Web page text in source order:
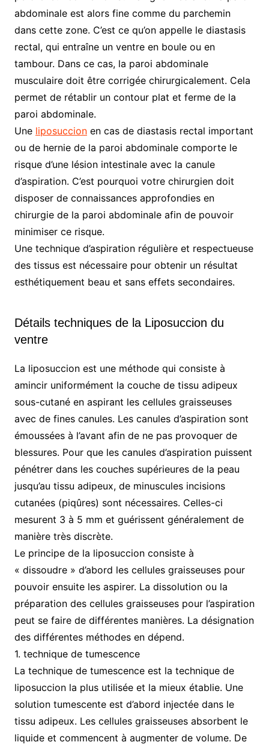
abdominale est alors fine comme du parchemin
dans cette zone. C’est ce qu’on appelle le diastasis
rectal, qui entraîne un ventre en boule ou en
tambour. Dans ce cas, la paroi abdominale
musculaire doit être corrigée chirurgicalement. Cela
permet de rétablir un contour plat et ferme de la
paroi abdominale.
Une liposuccionen cas de diastasis rectal important
ou de hernie de la paroi abdominale comporte le
risque d’une lésion intestinale avec la canule
d’aspiration. C’est pourquoi votre chirurgien doit
disposer de connaissances approfondies en
chirurgie de la paroi abdominale afin de pouvoir
minimiser ce risque.
Une technique d’aspiration régulière et respectueuse
des tissus est nécessaire pour obtenir un résultat
esthétiquement beau et sans effets secondaires.
Détails techniques de la Liposuccion du
ventre
La liposuccion est une méthode qui consiste à
amincir uniformément la couche de tissu adipeux
sous-cutané en aspirant les cellules graisseuses
avec de fines canules. Les canules d’aspiration sont
émoussées à l’avant afin de ne pas provoquer de
blessures. Pour que les canules d’aspiration puissent
pénétrer dans les couches supérieures de la peau
jusqu’au tissu adipeux, de minuscules incisions
cutanées (piqûres) sont nécessaires. Celles-ci
mesurent 3 à 5 mm et guérissent généralement de
manière très discrète.
Le principe de la liposuccion consiste à
« dissoudre » d’abord les cellules graisseuses pour
pouvoir ensuite les aspirer. La dissolution ou la
préparation des cellules graisseuses pour l’aspiration
peut se faire de différentes manières. La désignation
des différentes méthodes en dépend.
1. technique de tumescence
La technique de tumescence est la technique de
liposuccion la plus utilisée et la mieux établie. Une
solution tumescente est d’abord injectée dans le
tissu adipeux. Les cellules graisseuses absorbent le
liquide et commencent à augmenter de volume. De